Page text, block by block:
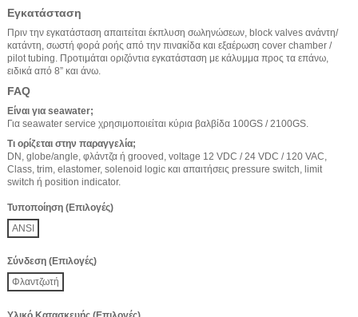
Εγκατάσταση
Πριν την εγκατάσταση απαιτείται έκπλυση σωληνώσεων, block valves ανάντη/
κατάντη, σωστή φορά ροής από την πινακίδα και εξαέρωση cover chamber /
pilot tubing. Προτιμάται οριζόντια εγκατάσταση με κάλυμμα προς τα επάνω,
ειδικά από 8” και άνω.
FAQ
Είναι για seawater;
Για seawater service χρησιμοποιείται κύρια βαλβίδα 100GS / 2100GS.
Τι ορίζεται στην παραγγελία;
DN, globe/angle, φλάντζα ή grooved, voltage 12 VDC / 24 VDC / 120 VAC,
Class, trim, elastomer, solenoid logic και απαιτήσεις pressure switch, limit
switch ή position indicator.
Τυποποίηση (Επιλογές)
ANSI
Σύνδεση (Επιλογές)
Φλαντζωτή